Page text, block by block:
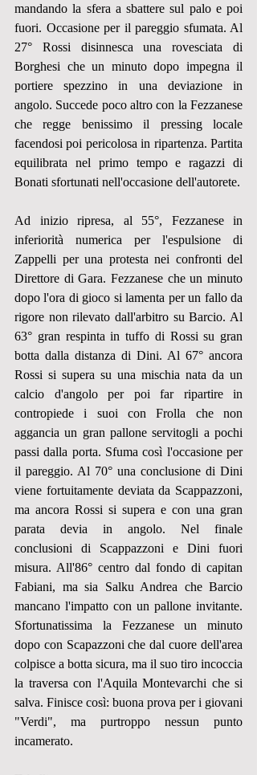
mandando la sfera a sbattere sul palo e poi
fuori. Occasione per il pareggio sfumata. Al
27° Rossi disinnesca una rovesciata di
Borghesi che un minuto dopo impegna il
portiere spezzino in una deviazione in
angolo. Succede poco altro con la Fezzanese
che regge benissimo il pressing locale
facendosi poi pericolosa in ripartenza. Partita
equilibrata nel primo tempo e ragazzi di
Bonati sfortunati nell'occasione dell'autorete.
Ad inizio ripresa, al 55°, Fezzanese in
inferiorità numerica per l'espulsione di
Zappelli per una protesta nei confronti del
Direttore di Gara. Fezzanese che un minuto
dopo l'ora di gioco si lamenta per un fallo da
rigore non rilevato dall'arbitro su Barcio. Al
63° gran respinta in tuffo di Rossi su gran
botta dalla distanza di Dini. Al 67° ancora
Rossi si supera su una mischia nata da un
calcio d'angolo per poi far ripartire in
contropiede i suoi con Frolla che non
aggancia un gran pallone servitogli a pochi
passi dalla porta. Sfuma così l'occasione per
il pareggio. Al 70° una conclusione di Dini
viene fortuitamente deviata da Scappazzoni,
ma ancora Rossi si supera e con una gran
parata devia in angolo. Nel finale
conclusioni di Scappazzoni e Dini fuori
misura. All'86° centro dal fondo di capitan
Fabiani, ma sia Salku Andrea che Barcio
mancano l'impatto con un pallone invitante.
Sfortunatissima la Fezzanese un minuto
dopo con Scapazzoni che dal cuore dell'area
colpisce a botta sicura, ma il suo tiro incoccia
la traversa con l'Aquila Montevarchi che si
salva. Finisce così: buona prova per i giovani
"Verdi", ma purtroppo nessun punto
incamerato.